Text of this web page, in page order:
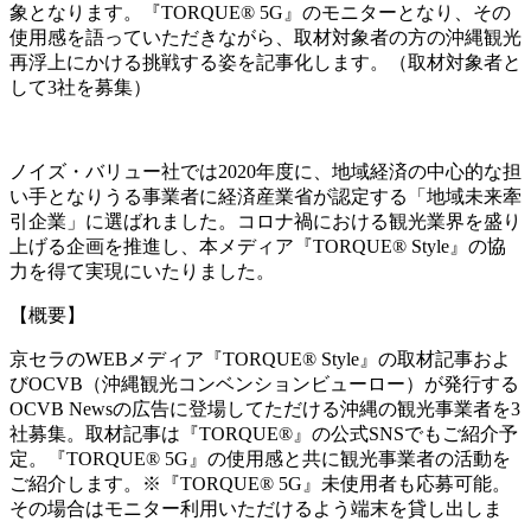
象となります。『TORQUE® 5G』のモニターとなり、その
使用感を語っていただきながら、取材対象者の方の沖縄観光
再浮上にかける挑戦する姿を記事化します。（取材対象者と
して3社を募集）
ノイズ・バリュー社では2020年度に、地域経済の中心的な担
い手となりうる事業者に経済産業省が認定する「地域未来牽
引企業」に選ばれました。コロナ禍における観光業界を盛り
上げる企画を推進し、本メディア『TORQUE® Style』の協
力を得て実現にいたりました。
【概要】
京セラのWEBメディア『TORQUE® Style』の取材記事およ
びOCVB（沖縄観光コンベンションビューロー）が発行する
OCVB Newsの広告に登場してただける沖縄の観光事業者を3
社募集。取材記事は『TORQUE®』の公式SNSでもご紹介予
定。『TORQUE® 5G』の使用感と共に観光事業者の活動を
ご紹介します。※『TORQUE® 5G』未使用者も応募可能。
その場合はモニター利用いただけるよう端末を貸し出しま